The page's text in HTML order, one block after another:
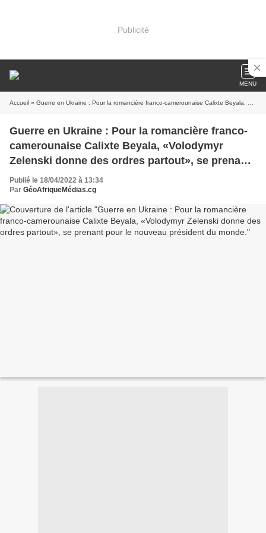
Publicité
MENU
Accueil » Guerre en Ukraine : Pour la romancière franco-camerounaise Calixte Beyala, «Volodymyr Zelenski donne des ordres partout», se prenant pour le nouveau président du monde.
Guerre en Ukraine : Pour la romancière franco-
camerounaise Calixte Beyala, «Volodymyr
Zelenski donne des ordres partout», se prenant
pour le nouveau président du monde.
Publié le 18/04/2022 à 13:34
Par GéoAfriqueMédias.cg